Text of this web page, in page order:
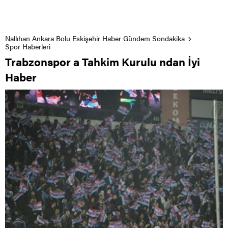
Nallıhan Ankara Bolu Eskişehir Haber Gündem Sondakika
Spor Haberleri
Trabzonspor a Tahkim Kurulu ndan İyi
Haber